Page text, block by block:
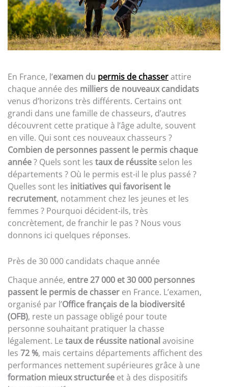
En France, l’examen du permis de chasserattire
chaque année des milliers de nouveaux candidats
venus d’horizons très différents. Certains ont
grandi dans une famille de chasseurs, d’autres
découvrent cette pratique à l’âge adulte, souvent
en ville. Qui sont ces nouveaux chasseurs ?
Combien de personnes passent le permis chaque
année? Quels sont les taux de réussite selon les
départements ? Où le permis est-il le plus passé ?
Quelles sont les initiatives qui favorisent le
recrutement, notamment chez les jeunes et les
femmes ? Pourquoi décident-ils, très
concrètement, de franchir le pas ? Nous vous
donnons ici quelques réponses.
Près de 30 000 candidats chaque année
Chaque année, entre 27 000 et 30 000 personnes
passent le permis de chasser en France. L’examen,
organisé par l’Office français de la biodiversité
(OFB), reste un passage obligé pour toute
personne souhaitant pratiquer la chasse
légalement. Le taux de réussite national avoisine
les 72 %, mais certains départements affichent des
performances nettement supérieures grâce à une
formation mieux structurée et à des dispositifs